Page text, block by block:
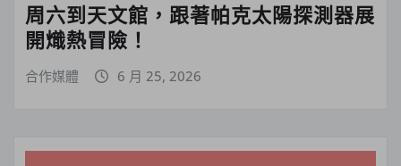
周六到天文館，跟著帕克太陽探測器展
開熾熱冒險！
合作媒體 6 月 25, 2026